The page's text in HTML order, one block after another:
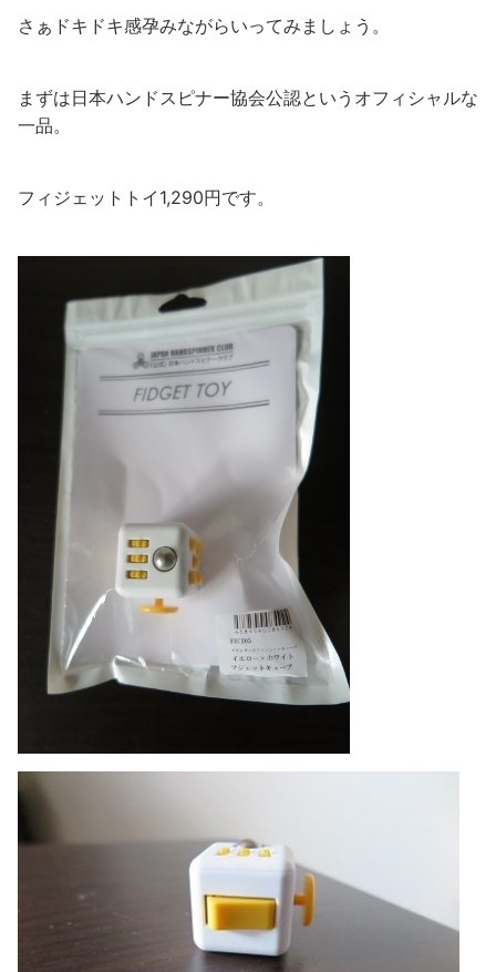
さぁドキドキ感孕みながらいってみましょう。
まずは日本ハンドスピナー協会公認というオフィシャルな
一品。
フィジェットトイ1,290円です。